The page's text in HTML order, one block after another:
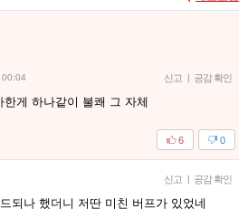
신고 | 공감 확인
게 하나같이 불쾌 그 자체
0
6
신고 | 공감 확인
되나 했더니 저딴 미친 버프가 있었네